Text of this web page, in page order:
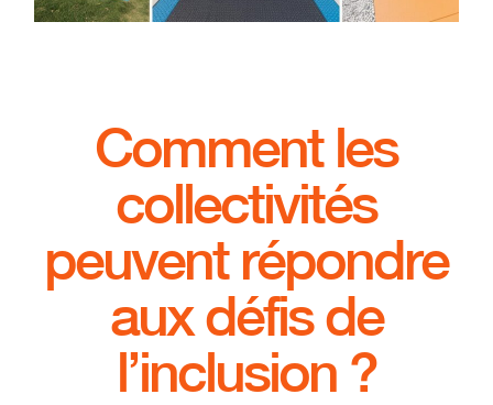
Comment les
collectivités
peuvent répondre
aux défis de
l’inclusion ?